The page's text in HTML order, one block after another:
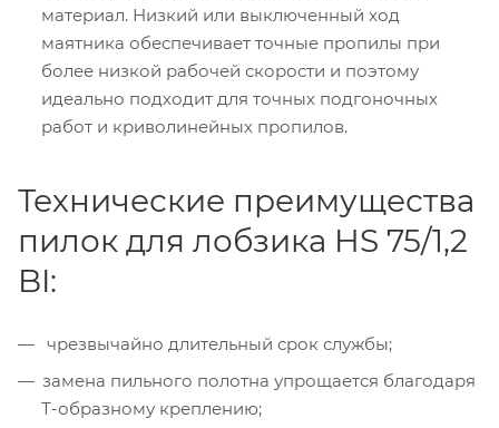
материал. Низкий или выключенный ход
маятника обеспечивает точные пропилы при
более низкой рабочей скорости и поэтому
идеально подходит для точных подгоночных
работ и криволинейных пропилов.
Технические преимущества
пилок для лобзика HS 75/1,2
BI:
чрезвычайно длительный срок службы;
замена пильного полотна упрощается благодаря
Т-образному креплению;